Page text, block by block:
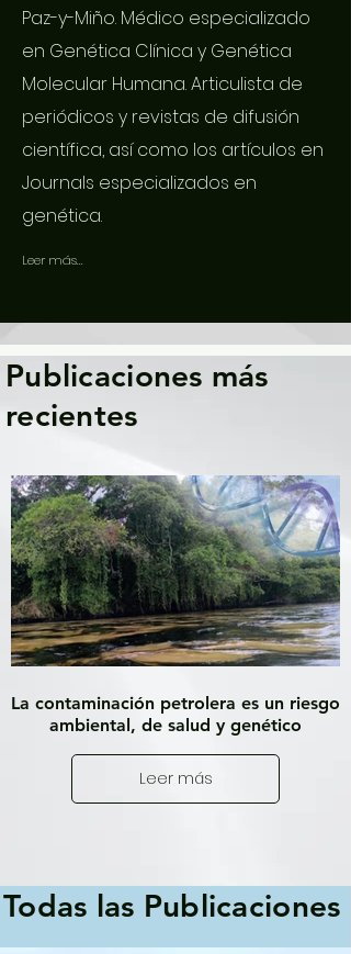
Paz-y-Miño. Médico especializado
en Genética Clínica y Genética
Molecular Humana. Articulista de
periódicos y revistas de difusión
científica, así como los artículos en
Journals especializados en
genética.
Leer más...
Publicaciones más
recientes
La contaminación petrolera es un riesgo
ambiental, de salud y genético
Leer más
Todas las Publicaciones